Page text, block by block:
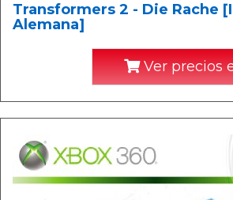
Transformers 2 - Die Rache
Alemana]
Ver precios